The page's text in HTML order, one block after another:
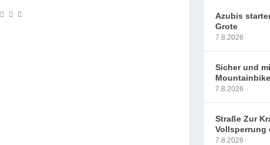
Azubis
Grote
7.8.2026
Sicher und
Mountainbike
7.8.2026
Straße Zur
Vollsperrung
7.8.2026